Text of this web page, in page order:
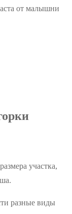
от малышни
участка,
разные виды